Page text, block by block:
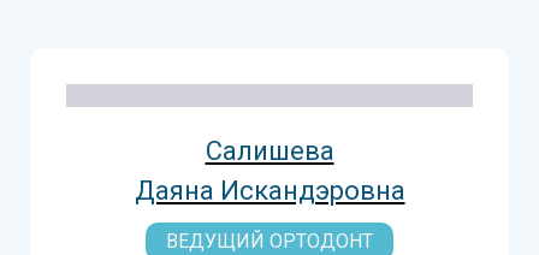
Салишева
Даяна Искандэровна
ВЕДУЩИЙ ОРТОДОНТ